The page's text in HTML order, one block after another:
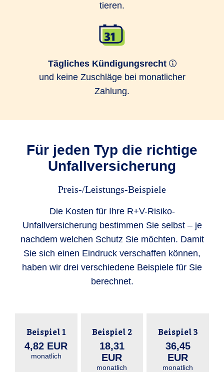
tieren.
Tägliches Kündigungsrecht
und keine Zuschläge bei monatlicher
Zahlung.
Für jeden Typ die richtige
Unfallversicherung
Preis-/Leistungs-Beispiele
Die Kosten für Ihre R+V-Risiko-
Unfallversicherung bestimmen Sie selbst – je
nachdem welchen Schutz Sie möchten. Damit
Sie sich einen Eindruck verschaffen können,
haben wir drei verschiedene Beispiele für Sie
berechnet.
Beispiel 1
4,82 EUR
monatlich
Beispiel 2
18,31
EUR
monatlich
Beispiel 3
36,45
EUR
monatlich